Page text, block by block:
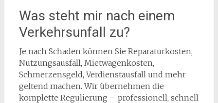
Was steht mir nach einem
Verkehrsunfall zu?
Je nach Schaden können Sie Reparaturkosten,
Nutzungsausfall, Mietwagenkosten,
Schmerzensgeld, Verdienstausfall und mehr
geltend machen. Wir übernehmen die
komplette Regulierung – professionell, schnell